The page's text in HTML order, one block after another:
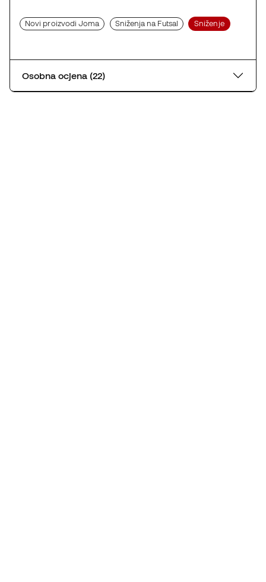
Novi proizvodi Joma Sniženja na Futsal Sniženje
Osobna ocjena (22)